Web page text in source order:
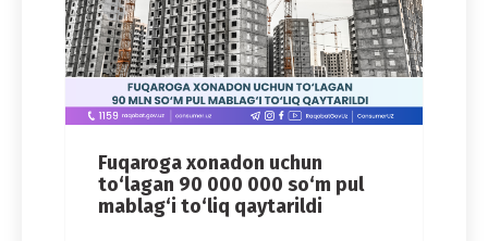
Fuqaroga xonadon uchun
to‘lagan 90 000 000 so‘m pul
mablag‘i to‘liq qaytarildi